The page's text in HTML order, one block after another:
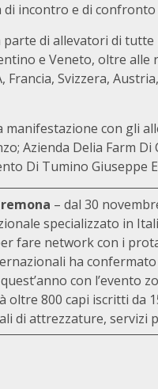
incontro e di
di allevatori di
e Veneto, oltre alle
Svizzera,
con gli
Azienda Delia Farm Di
Di Tumino Giuseppe
– dal 30
specializzato in
fare network con i
ha
con l’evento
800 capi iscritti da
di attrezzature, servizi